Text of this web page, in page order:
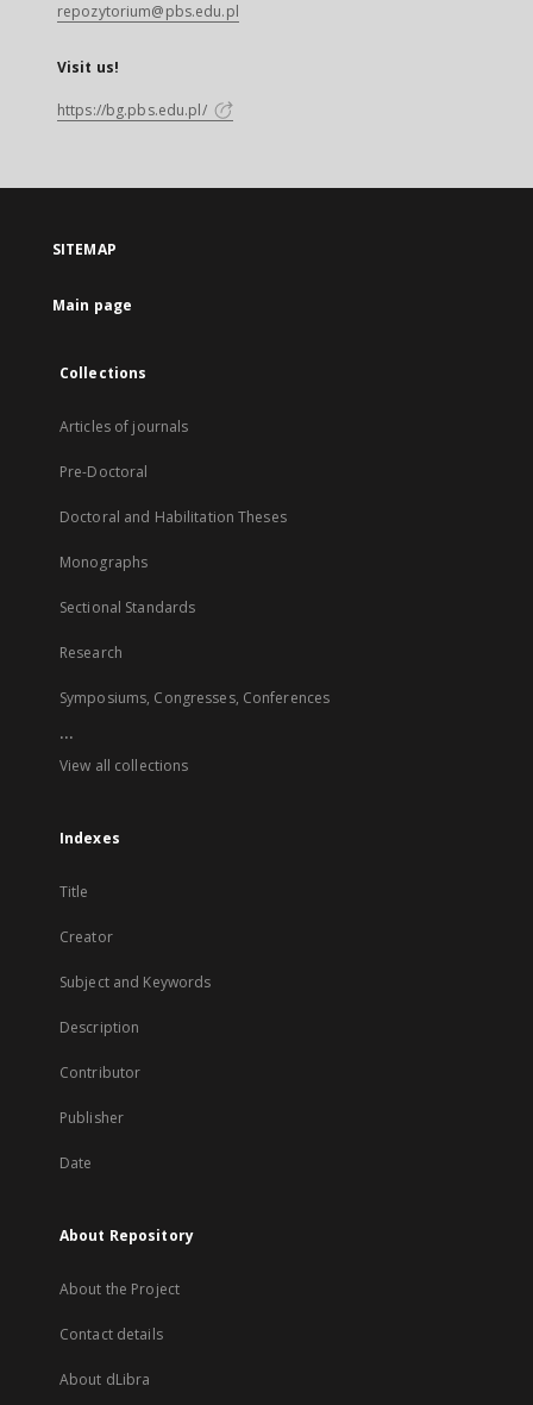
repozytorium@pbs.edu.pl
Visit us!
https://bg.pbs.edu.pl/
SITEMAP
Main page
Collections
Articles of journals
Pre-Doctoral
Doctoral and Habilitation Theses
Monographs
Sectional Standards
Research
Symposiums, Congresses, Conferences
...
View all collections
Indexes
Title
Creator
Subject and Keywords
Description
Contributor
Publisher
Date
About Repository
About the Project
Contact details
About dLibra